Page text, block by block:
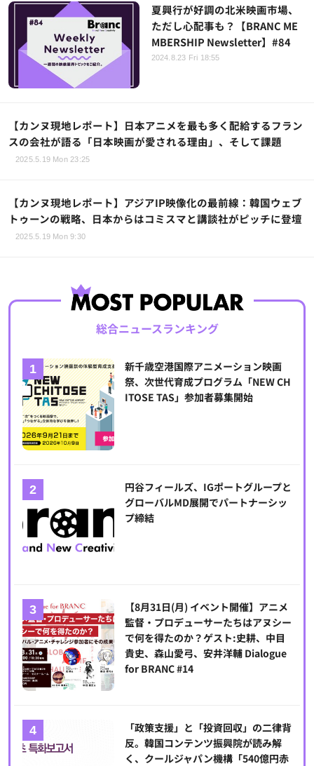
夏興行が好調の北米映画市場、
ただし心配事も？【BRANC ME
MBERSHIP Newsletter】#84
2024.8.23 Fri 18:55
【カンヌ現地レポート】日本アニメを最も多く配給するフラン
スの会社が語る「日本映画が愛される理由」、そして課題
2025.5.19 Mon 23:25
【カンヌ現地レポート】アジアIP映像化の最前線：韓国ウェブ
トゥーンの戦略、日本からはコミスマと講談社がピッチに登壇
2025.5.19 Mon 9:30
総合ニュースランキング
新千歳空港国際アニメーション映画
祭、次世代育成プログラム「NEW CH
ITOSE TAS」参加者募集開始
円谷フィールズ、IGポートグループと
グローバルMD展開でパートナーシッ
プ締結
【8月31日(月) イベント開催】アニメ
監督・プロデューサーたちはアヌシー
で何を得たのか？ゲスト:史耕、中目
貴史、森山愛弓、安井洋輔 Dialogue
for BRANC #14
「政策支援」と「投資回収」の二律背
反。韓国コンテンツ振興院が読み解
く、クールジャパン機構「540億円赤